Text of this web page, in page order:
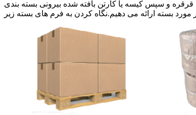
بسته نرم افزاری، قرقره و سپس کیسه یا کارتن بافته شده بیرونی بسته بندی
بسته ارائه می دهیم.نگاه کردن به فرم های بسته زیر